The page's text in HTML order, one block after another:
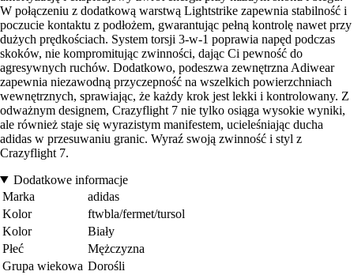
W połączeniu z dodatkową warstwą Lightstrike zapewnia stabilność i
poczucie kontaktu z podłożem, gwarantując pełną kontrolę nawet przy
dużych prędkościach. System torsji 3-w-1 poprawia napęd podczas
skoków, nie kompromitując zwinności, dając Ci pewność do
agresywnych ruchów. Dodatkowo, podeszwa zewnętrzna Adiwear
zapewnia niezawodną przyczepność na wszelkich powierzchniach
wewnętrznych, sprawiając, że każdy krok jest lekki i kontrolowany. Z
odważnym designem, Crazyflight 7 nie tylko osiąga wysokie wyniki,
ale również staje się wyrazistym manifestem, ucieleśniając ducha
adidas w przesuwaniu granic. Wyraź swoją zwinność i styl z
Crazyflight 7.
Dodatkowe informacje
Marka
adidas
Kolor
ftwbla/fermet/tursol
Kolor
Biały
Płeć
Mężczyzna
Grupa wiekowa Dorośli